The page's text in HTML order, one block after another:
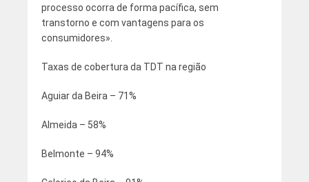
processo ocorra de forma pacífica, sem
transtorno e com vantagens para os
consumidores».
Taxas de cobertura da TDT na região
Aguiar da Beira – 71%
Almeida – 58%
Belmonte – 94%